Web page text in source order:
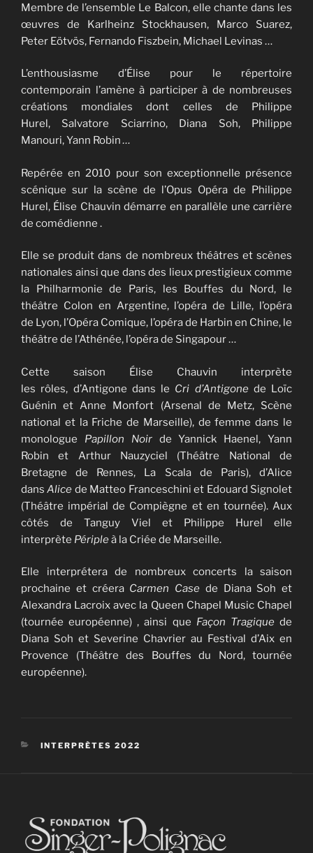
Membre de l’ensemble Le Balcon, elle chante dans les
œuvres de Karlheinz Stockhausen, Marco Suarez,
Peter Eötvös, Fernando Fiszbein, Michael Levinas …
L’enthousiasme d’Élise pour le répertoire
contemporain l’amène à participer à de nombreuses
créations mondiales dont celles de Philippe
Hurel, Salvatore Sciarrino, Diana Soh, Philippe
Manouri, Yann Robin…
Repérée en 2010 pour son exceptionnelle présence
scénique sur la scène de l’Opus Opéra de Philippe
Hurel, Élise Chauvin démarre en parallèle une carrière
de comédienne .
Elle se produit dans de nombreux théâtres et scènes
nationales ainsi que dans des lieux prestigieux comme
la Philharmonie de Paris, les Bouffes du Nord, le
théâtre Colon en Argentine, l’opéra de Lille, l’opéra
de Lyon, l’Opéra Comique, l’opéra de Harbin en Chine, le
théâtre de l’Athénée, l’opéra de Singapour …
Cette saison Élise Chauvin interprète
les rôles, d’Antigone dans le Cri d’Antigonede Loïc
Guénin et Anne Monfort (Arsenal de Metz, Scène
national et la Friche de Marseille), de femme dans le
monologue Papillon Noir de Yannick Haenel, Yann
Robin et Arthur Nauzyciel (Théâtre National de
Bretagne de Rennes, La Scala de Paris), d’Alice
dansAlice de Matteo Franceschini et Edouard Signolet
(Théâtre impérial de Compiègne et en tournée). Aux
côtés de Tanguy Viel et Philippe Hurel elle
interprète Péripleà la Criée de Marseille.
Elle interprétera de nombreux concerts la saison
prochaine et créera Carmen Case de Diana Soh et
Alexandra Lacroix avec la Queen Chapel Music Chapel
(tournée européenne) , ainsi que Façon Tragiquede
Diana Soh et Severine Chavrier au Festival d’Aix en
Provence (Théâtre des Bouffes du Nord, tournée
européenne).
CATÉGORIES
INTERPRÈTES 2022